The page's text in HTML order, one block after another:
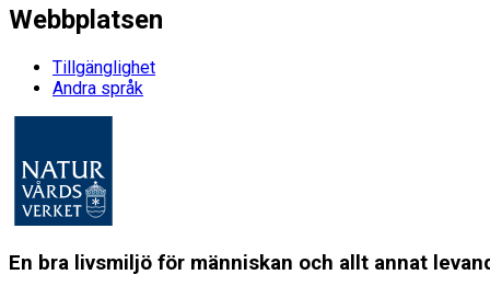
Webbplatsen
Tillgänglighet
Andra språk
En bra livsmiljö för människan och allt annat